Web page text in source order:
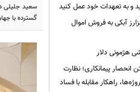
سعید جلیلی
گسترده با
و به تعهدات خود عمل کنید
آبکی به فروش اموال
هژمونی دلار
انحصار پیمانکاری؛ نظارت
راهکار مقابله با فساد